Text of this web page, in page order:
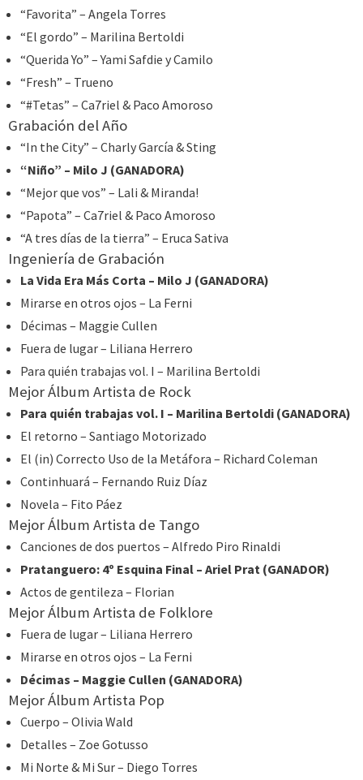
“Favorita” – Angela Torres
“El gordo” – Marilina Bertoldi
“Querida Yo” – Yami Safdie y Camilo
“Fresh” – Trueno
“#Tetas” – Ca7riel & Paco Amoroso
Grabación del Año
“In the City” – Charly García & Sting
“Niño” – Milo J (GANADORA)
“Mejor que vos” – Lali & Miranda!
“Papota” – Ca7riel & Paco Amoroso
“A tres días de la tierra” – Eruca Sativa
Ingeniería de Grabación
La Vida Era Más Corta – Milo J (GANADORA)
Mirarse en otros ojos – La Ferni
Décimas – Maggie Cullen
Fuera de lugar – Liliana Herrero
Para quién trabajas vol. I – Marilina Bertoldi
Mejor Álbum Artista de Rock
Para quién trabajas vol. I – Marilina Bertoldi (GANADORA)
El retorno – Santiago Motorizado
El (in) Correcto Uso de la Metáfora – Richard Coleman
Continhuará – Fernando Ruiz Díaz
Novela – Fito Páez
Mejor Álbum Artista de Tango
Canciones de dos puertos – Alfredo Piro Rinaldi
Pratanguero: 4º Esquina Final – Ariel Prat (GANADOR)
Actos de gentileza – Florian
Mejor Álbum Artista de Folklore
Fuera de lugar – Liliana Herrero
Mirarse en otros ojos – La Ferni
Décimas – Maggie Cullen (GANADORA)
Mejor Álbum Artista Pop
Cuerpo – Olivia Wald
Detalles – Zoe Gotusso
Mi Norte & Mi Sur – Diego Torres